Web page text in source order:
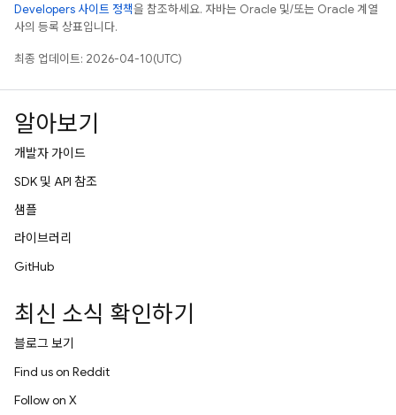
Developers 사이트 정책을 참조하세요. 자바는 Oracle 및/또는 Oracle 계열
사의 등록 상표입니다.
최종 업데이트: 2026-04-10(UTC)
알아보기
개발자 가이드
SDK 및 API 참조
샘플
라이브러리
GitHub
최신 소식 확인하기
블로그 보기
Find us on Reddit
Follow on X